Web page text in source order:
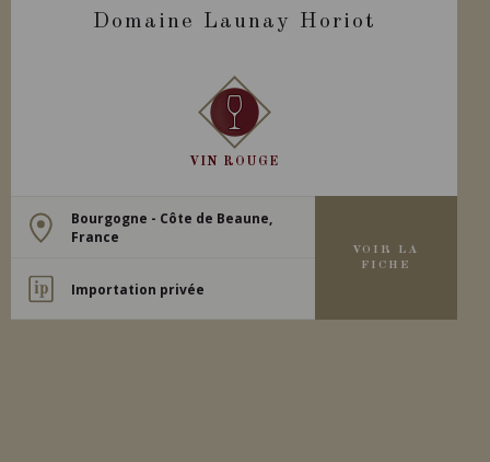
Domaine Launay Horiot
VIN ROUGE
Bourgogne - Côte de Beaune,
France
Importation privée
VOIR LA
FICHE